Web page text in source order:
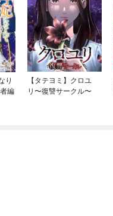
り
編
【タテヨミ】クロユ
リ〜復讐サークル〜